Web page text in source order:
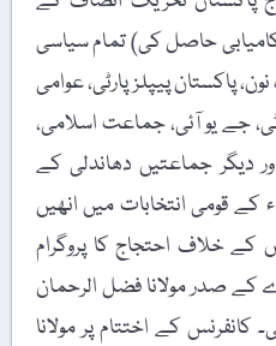
حاصل کی) تمام سیاسی
پاکستان پیپلز پارٹی، عوامی
جے یو آئی، جماعت اسلامی،
دیگر جماعتیں دھاندلی کے
لگا رہی ہیں کہ 2018ء کے قومی انتخابات میں انھیں
کے خلاف احتجاج کا پروگرام
کے صدر مولانا فضل الرحمان
کے اختتام پر مولانا